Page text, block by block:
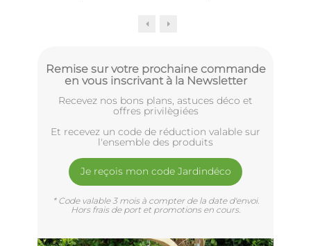
Remise sur votre prochaine commande
en vous inscrivant à la Newsletter
Recevez nos bons plans, astuces déco et
offres privilègiées
Et recevez un code de réduction valable sur
l'ensemble des produits
Je reçois mon code Jardindéco
* Code valable 3 mois à compter de la date d'envoi.
Hors frais de port et promotions en cours.